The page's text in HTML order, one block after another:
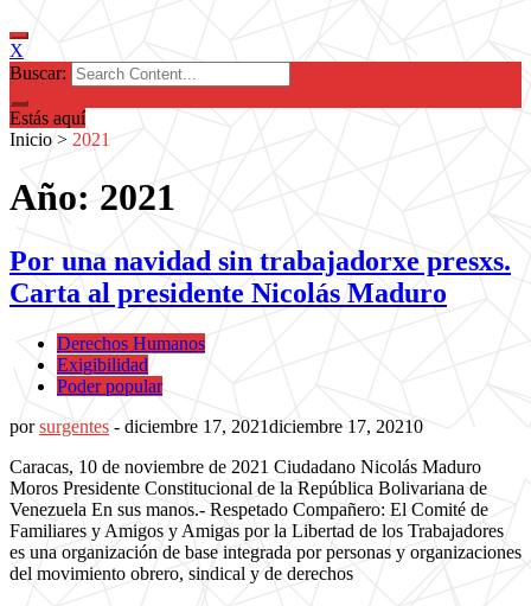
X
Buscar:
Estás aquí
Inicio > 2021
Año: 2021
Por una navidad sin trabajadorxe presxs.
Carta al presidente Nicolás Maduro
Derechos Humanos
Exigibilidad
Poder popular
porsurgentes - diciembre 17, 2021diciembre 17, 20210
Caracas, 10 de noviembre de 2021 Ciudadano Nicolás Maduro
Moros Presidente Constitucional de la República Bolivariana de
Venezuela En sus manos.- Respetado Compañero: El Comité de
Familiares y Amigos y Amigas por la Libertad de los Trabajadores
es una organización de base integrada por personas y organizaciones
del movimiento obrero, sindical y de derechos